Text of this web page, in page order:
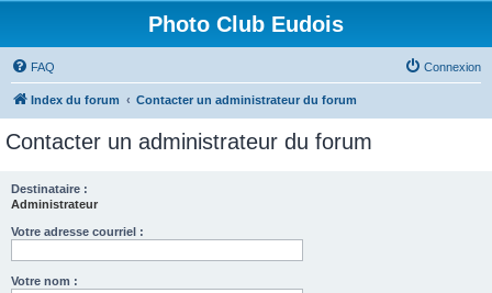
Photo Club Eudois
FAQ Connexion
Index du forum Contacter un administrateur du forum
Contacter un administrateur du forum
Destinataire :
Administrateur
Votre adresse courriel :
Votre nom :